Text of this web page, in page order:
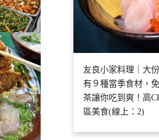
友良小家料理｜大
有９種當季食材，
茶讓你吃到爽！高
區美食(線上：2)